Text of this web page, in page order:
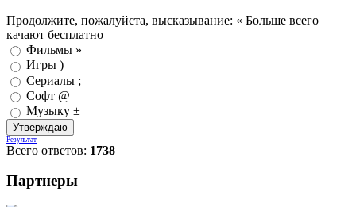
Продолжите, пожалуйста, высказывание: « Больше всего
качают бесплатно
Фильмы »
Игры )
Сериалы ;
Софт @
Музыку ±
Результат
Всего ответов: 1738
Партнеры